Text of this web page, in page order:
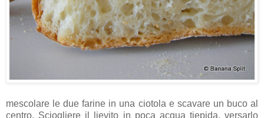
mescolare le due farine in una ciotola e scavare un buco al
centro. Sciogliere il lievito in poca acqua tiepida, versarlo